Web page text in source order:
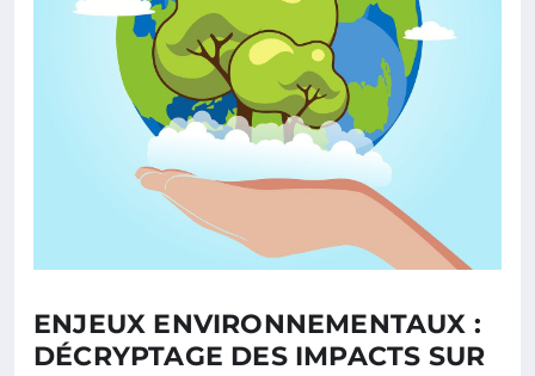
ENJEUX ENVIRONNEMENTAUX :
DÉCRYPTAGE DES IMPACTS SUR